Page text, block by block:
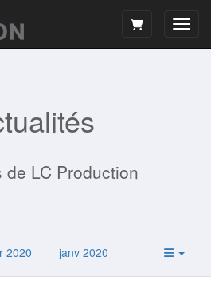
de LC Production
2020 janv 2020